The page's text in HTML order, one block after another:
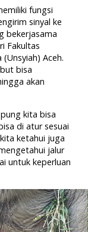
fungsi
sinyal ke
bekerjasama
Fakultas
Aceh.
bisa
akan
kita bisa
di atur sesuai
ketahui juga
jalur
untuk keperluan